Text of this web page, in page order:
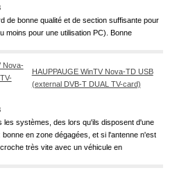
de bonne qualité et de section suffisante pour
moins pour une utilisation PC). Bonne
HAUPPAUGE WinTV Nova-TD USB
(external DVB-T DUAL TV-card)
les systèmes, des lors qu'ils disposent d'une
en zone dégagées, et si l'antenne n'est
très vite avec un véhicule en